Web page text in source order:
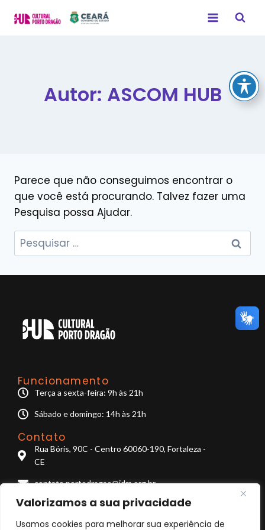
Valorizamos a sua privacidade
Usamos cookies para melhorar sua experiência de
Autor: ASCOM HUB
Parece que não conseguimos encontrar o
que você está procurando. Talvez fazer uma
Pesquisa possa Ajudar.
Funcionamento
Terça a sexta-feira: 9h às 21h
Sábado e domingo: 14h às 21h
Contato
Rua Bóris, 90C - Centro 60060-190, Fortaleza -
CE
contato.portodragao@idm.org.br
LGPD
Termos de uso